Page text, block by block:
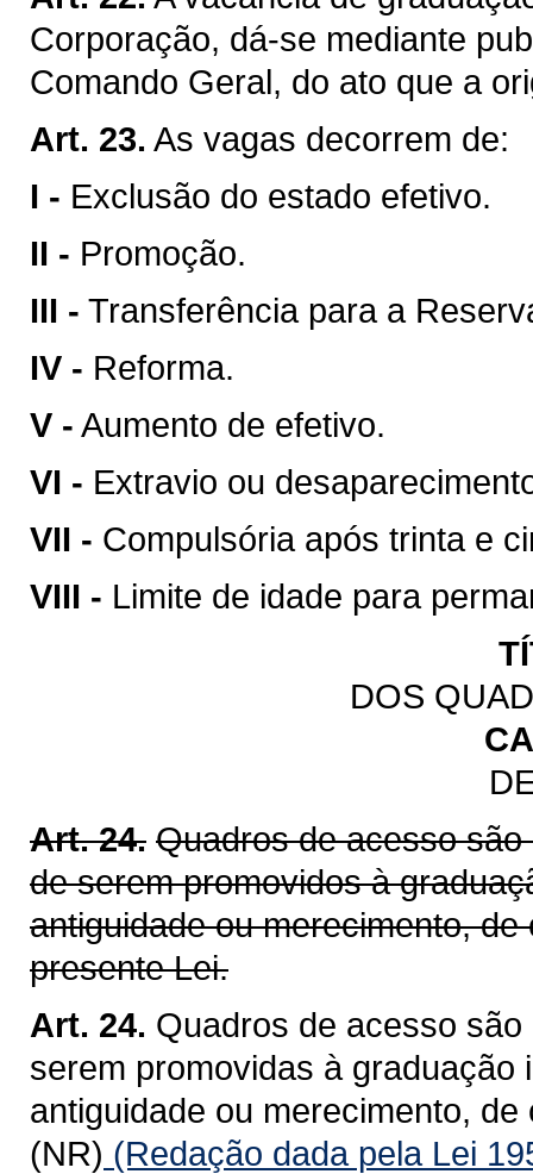
Corporação, dá-se mediante
Comando Geral, do ato que a
Art. 23. As vagas decorrem de:
I - Exclusão do estado efetivo.
II - Promoção.
III - Transferência para a
IV - Reforma.
V - Aumento de efetivo.
VI - Extravio ou
VII - Compulsória após trinta e
VIII - Limite de idade para
DOS
Art. 24. Quadros de acesso
de serem promovidos à
antiguidade ou merecimento,
presente Lei.
Art. 24. Quadros de acesso
serem promovidas à graduação
antiguidade ou merecimento,
(NR) (Redação dada pela Lei